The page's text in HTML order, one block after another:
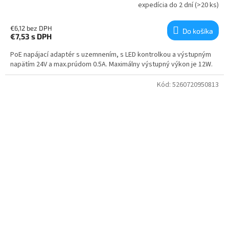
expedícia do 2 dní(>20 ks)
€6,12 bez DPH
€7,53 s DPH
Do košíka
PoE napájací adaptér s uzemnením, s LED kontrolkou a výstupným
napätím 24V a max.prúdom 0.5A. Maximálny výstupný výkon je 12W.
Kód: 5260720950813